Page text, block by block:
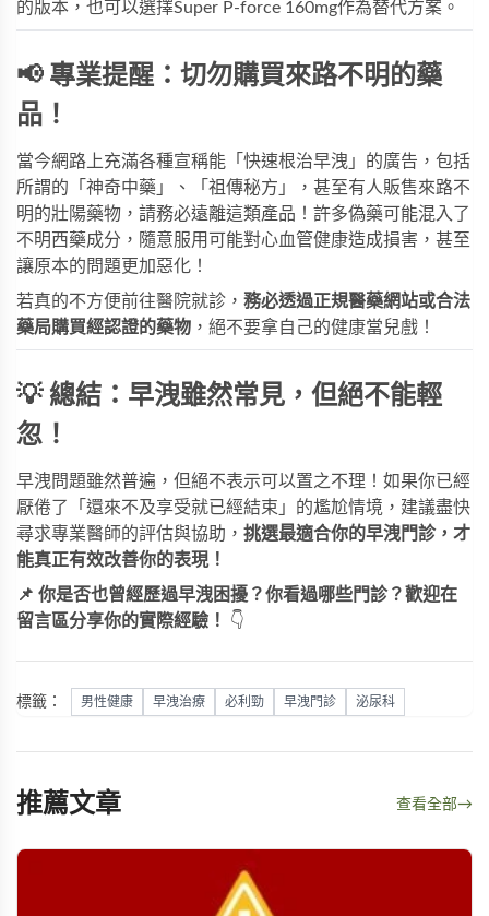
的版本，也可以選擇Super P-force 160mg作為替代方案。
📢 專業提醒：切勿購買來路不明的藥
品！
當今網路上充滿各種宣稱能「快速根治早洩」的廣告，包括
所謂的「神奇中藥」、「祖傳秘方」，甚至有人販售來路不
明的壯陽藥物，請務必遠離這類產品！許多偽藥可能混入了
不明西藥成分，隨意服用可能對心血管健康造成損害，甚至
讓原本的問題更加惡化！
若真的不方便前往醫院就診， 務必透過正規醫藥網站或合法
藥局購買經認證的藥物 ，絕不要拿自己的健康當兒戲！
💡 總結：早洩雖然常見，但絕不能輕
忽！
早洩問題雖然普遍，但絕不表示可以置之不理！如果你已經
厭倦了「還來不及享受就已經結束」的尷尬情境，建議盡快
尋求專業醫師的評估與協助， 挑選最適合你的早洩門診，才
能真正有效改善你的表現！
📌 你是否也曾經歷過早洩困擾？你看過哪些門診？歡迎在
留言區分享你的實際經驗！
👇
標籤： 男性健康 早洩治療 必利勁 早洩門診 泌尿科
推薦文章 查看全部→